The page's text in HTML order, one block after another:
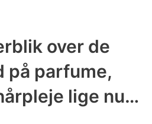
over de
på parfume,
lige nu…